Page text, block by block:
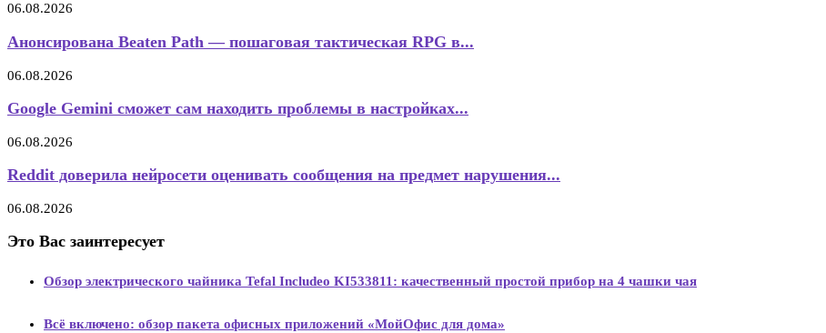
06.08.2026
Анонсирована Beaten Path — пошаговая тактическая RPG в...
06.08.2026
Google Gemini сможет сам находить проблемы в настройках...
06.08.2026
Reddit доверила нейросети оценивать сообщения на предмет нарушения...
06.08.2026
Это Вас заинтересует
Обзор электрического чайника Tefal Includeo KI533811: качественный простой прибор на 4 чашки чая
Всё включено: обзор пакета офисных приложений «МойОфис для дома»